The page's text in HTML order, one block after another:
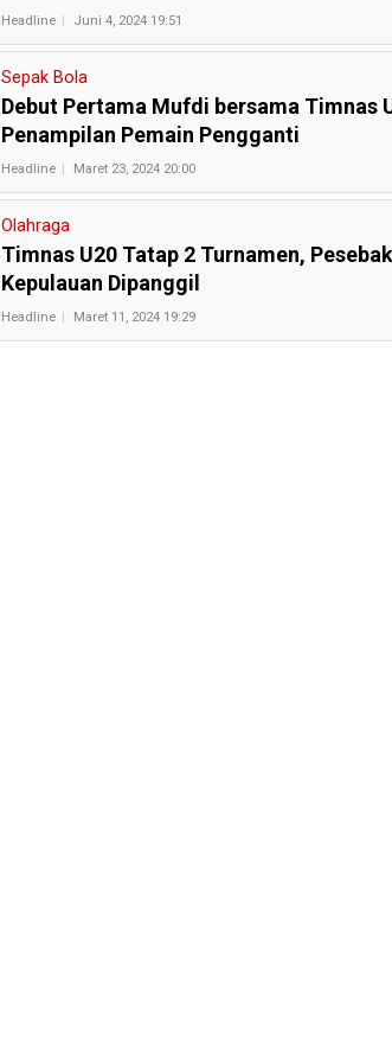
Headline Juni 4, 2024 19:51
Sepak Bola
Debut Pertama Mufdi bersama Timnas
Penampilan Pemain Pengganti
Headline Maret 23, 2024 20:00
Olahraga
Timnas U20 Tatap 2 Turnamen,
Kepulauan Dipanggil
Headline Maret 11, 2024 19:29